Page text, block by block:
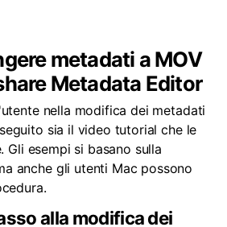
metadati a MOV
Metadata Editor
nella modifica dei metadati
sia il video tutorial che le
esempi si basano sulla
anche gli utenti Mac possono
alla modifica dei